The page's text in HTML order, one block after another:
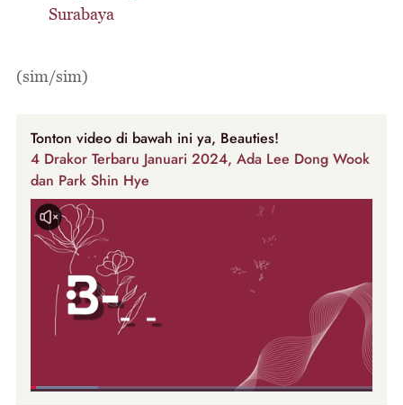
Surabaya
(sim/sim)
Tonton video di bawah ini ya, Beauties!
4 Drakor Terbaru Januari 2024, Ada Lee Dong Wook
dan Park Shin Hye